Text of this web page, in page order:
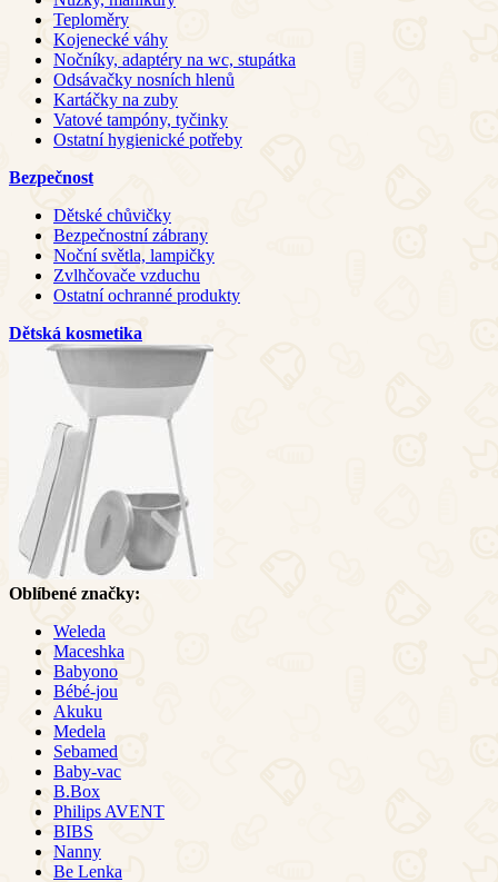
Teploměry
Kojenecké váhy
Nočníky, adaptéry na wc, stupátka
Odsávačky nosních hlenů
Kartáčky na zuby
Vatové tampóny, tyčinky
Ostatní hygienické potřeby
Bezpečnost
Dětské chůvičky
Bezpečnostní zábrany
Noční světla, lampičky
Zvlhčovače vzduchu
Ostatní ochranné produkty
Dětská kosmetika
Oblíbené značky:
Weleda
Maceshka
Babyono
Bébé-jou
Akuku
Medela
Sebamed
Baby-vac
B.Box
Philips AVENT
BIBS
Nanny
Be Lenka